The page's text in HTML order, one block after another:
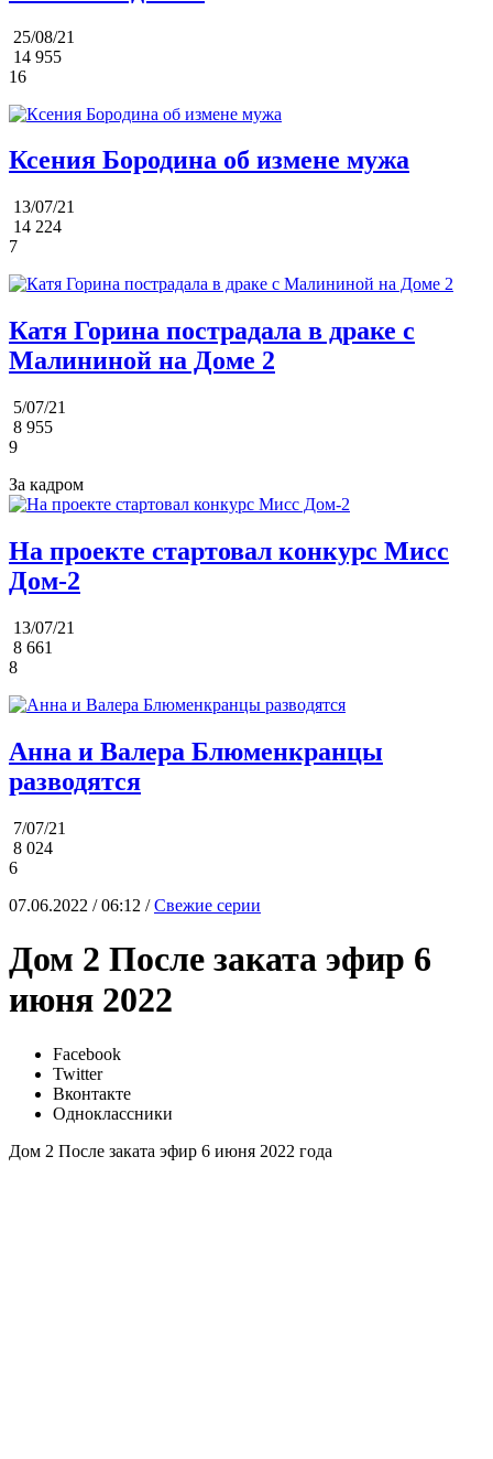
25/08/21
14 955
16
Ксения Бородина об измене мужа
13/07/21
14 224
7
Катя Горина пострадала в драке с
Малининой на Доме 2
5/07/21
8 955
9
За кадром
На проекте стартовал конкурс Мисс
Дом-2
13/07/21
8 661
8
Анна и Валера Блюменкранцы
разводятся
7/07/21
8 024
6
07.06.2022 / 06:12 /Свежие серии
Дом 2 После заката эфир 6
июня 2022
Facebook
Twitter
Вконтакте
Одноклассники
Дом 2 После заката эфир 6 июня 2022 года